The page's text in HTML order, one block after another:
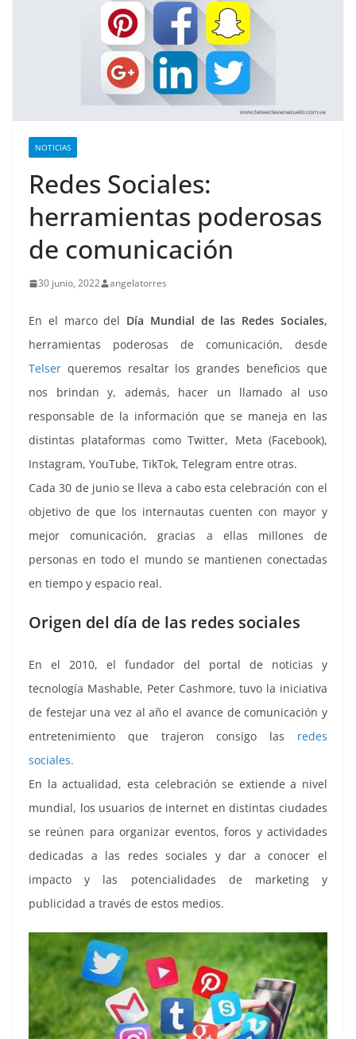
NOTICIAS
Redes Sociales:
herramientas poderosas
de comunicación
30 junio, 2022 angelatorres
En el marco del Día Mundial de las Redes Sociales,
herramientas poderosas de comunicación, desde
Telser queremos resaltar los grandes beneficios que
nos brindan y, además, hacer un llamado al uso
responsable de la información que se maneja en las
distintas plataformas como Twitter, Meta (Facebook),
Instagram, YouTube, TikTok, Telegram entre otras.
Cada 30 de junio se lleva a cabo esta celebración con el
objetivo de que los internautas cuenten con mayor y
mejor comunicación, gracias a ellas millones de
personas en todo el mundo se mantienen conectadas
en tiempo y espacio real.
Origen del día de las redes sociales
En el 2010, el fundador del portal de noticias y
tecnología Mashable, Peter Cashmore, tuvo la iniciativa
de festejar una vez al año el avance de comunicación y
entretenimiento que trajeron consigo las redes
sociales.
En la actualidad, esta celebración se extiende a nivel
mundial, los usuarios de internet en distintas ciudades
se reúnen para organizar eventos, foros y actividades
dedicadas a las redes sociales y dar a conocer el
impacto y las potencialidades de marketing y
publicidad a través de estos medios.